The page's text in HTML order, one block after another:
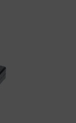
alapján